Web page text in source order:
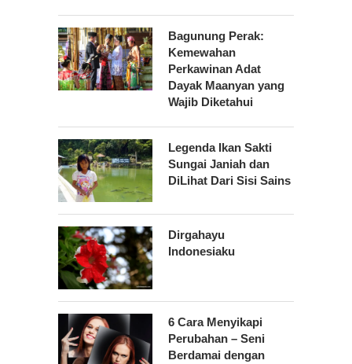
Bagunung Perak:
Kemewahan
Perkawinan Adat
Dayak Maanyan yang
Wajib Diketahui
Legenda Ikan Sakti
Sungai Janiah dan
DiLihat Dari Sisi Sains
Dirgahayu
Indonesiaku
6 Cara Menyikapi
Perubahan – Seni
Berdamai dengan